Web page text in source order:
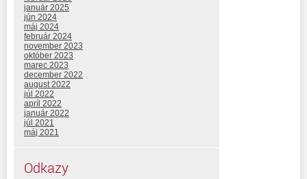
január 2025
jún 2024
máj 2024
február 2024
november 2023
október 2023
marec 2023
december 2022
august 2022
júl 2022
apríl 2022
január 2022
júl 2021
máj 2021
Odkazy